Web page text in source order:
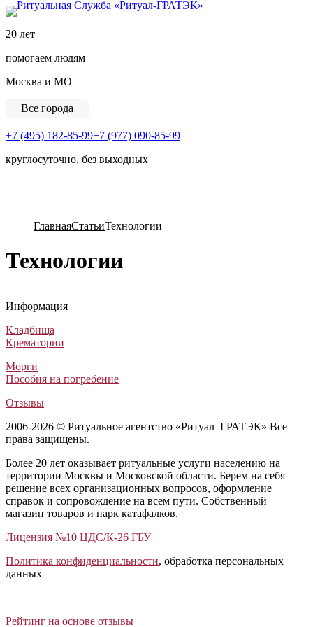
20 лет
помогаем людям
Москва и МО
Все города
+7 (495) 182-85-99+7 (977) 090-85-99
круглосуточно, без выходных
ГлавнаяСтатьиТехнологии
Технологии
Информация
Кладбища
Крематории
Морги
Пособия на погребение
Отзывы
2006-2026 © Ритуальное агентство «Ритуал–ГРАТЭК» Все
права защищены.
Более 20 лет оказывает ритуальные услуги населению на
территории Москвы и Московской области. Берем на себя
решение всех организационных вопросов, оформление
справок и сопровождение на всем пути. Собственный
магазин товаров и парк катафалков.
Лицензия №10 ЦДС/К-26 ГБУ
Политика конфиденциальности, обработка персональных
данных
Рейтинг на основе отзывы